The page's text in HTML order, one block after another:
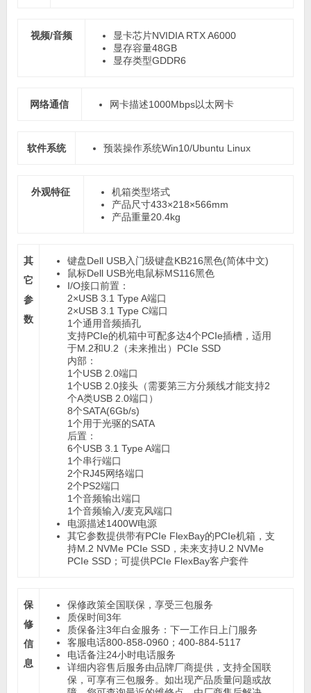
视频/音频 显卡芯片NVIDIA RTX A6000
显存容量48GB
显存类型GDDR6
网络通信 网卡描述1000Mbps以太网卡
软件系统 预装操作系统Win10/Ubuntu Linux
外观特征 机箱类型塔式
产品尺寸433×218×566mm
产品重量20.4kg
其
它
参
数
键盘Dell USB入门级键盘KB216黑色(简体中文)
鼠标Dell USB光电鼠标MS116黑色
I/O接口前置：
2×USB 3.1 Type A端口
2×USB 3.1 Type C端口
1个通用音频插孔
支持PCIe的机箱中可配多达4个PCIe插槽，适用
于M.2和U.2（未来推出）PCIe SSD
内部：
1个USB 2.0端口
1个USB 2.0接头（需要第三方分频线才能支持2
个A类USB 2.0端口）
8个SATA(6Gb/s)
1个用于光驱的SATA
后置：
6个USB 3.1 Type A端口
1个串行端口
2个RJ45网络端口
2个PS2端口
1个音频输出端口
1个音频输入/麦克风端口
电源描述1400W电源
其它参数提供带有PCIe FlexBay的PCIe机箱，支
持M.2 NVMe PCIe SSD，未来支持U.2 NVMe
PCIe SSD；可提供PCIe FlexBay客户套件
保
修
信
息
保修政策全国联保，享受三包服务
质保时间3年
质保备注3年白金服务：下一工作日上门服务
客服电话800-858-0960；400-884-5117
电话备注24小时电话服务
详细内容售后服务由品牌厂商提供，支持全国联
保，可享有三包服务。如出现产品质量问题或故